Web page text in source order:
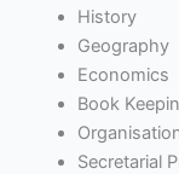
History
Geography
Economics
Book
Secretarial